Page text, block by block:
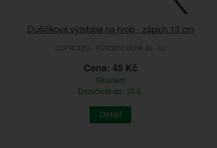
Dušičková výzdoba na hrob - zápich 13 cm
DOPRODEJ - PŮVODNÍ CENA 88.- Kč
Cena: 45 Kč
Skladem
Doručíme do: 10.8.
Detail